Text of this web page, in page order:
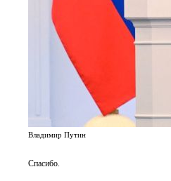
Владимир Путин
Спасибо.